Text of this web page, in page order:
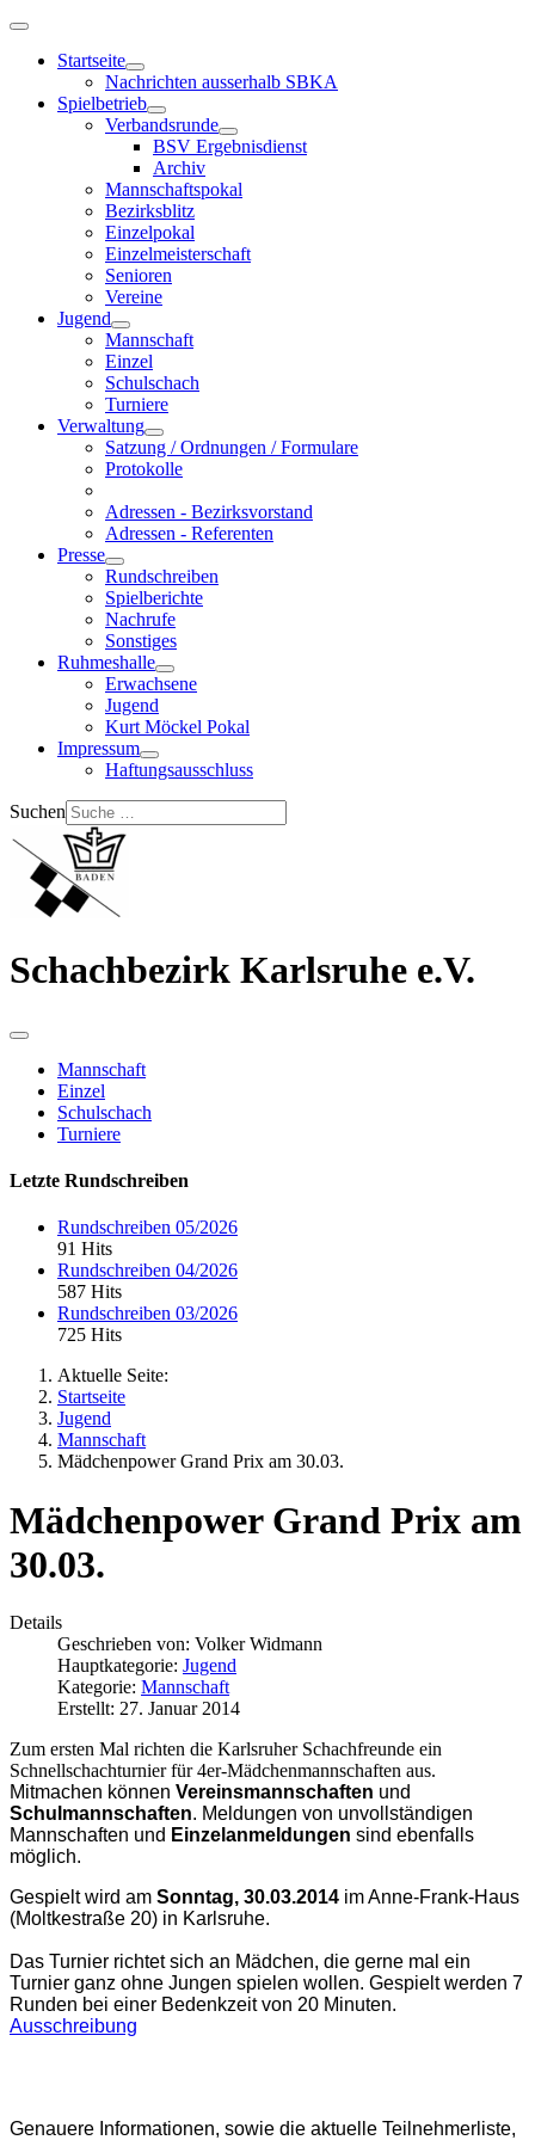
Startseite
Nachrichten ausserhalb SBKA
Spielbetrieb
Verbandsrunde
BSV Ergebnisdienst
Archiv
Mannschaftspokal
Bezirksblitz
Einzelpokal
Einzelmeisterschaft
Senioren
Vereine
Jugend
Mannschaft
Einzel
Schulschach
Turniere
Verwaltung
Satzung / Ordnungen / Formulare
Protokolle
Adressen - Bezirksvorstand
Adressen - Referenten
Presse
Rundschreiben
Spielberichte
Nachrufe
Sonstiges
Ruhmeshalle
Erwachsene
Jugend
Kurt Möckel Pokal
Impressum
Haftungsausschluss
Suchen
Schachbezirk Karlsruhe e.V.
Mannschaft
Einzel
Schulschach
Turniere
Letzte Rundschreiben
Rundschreiben 05/2026
91 Hits
Rundschreiben 04/2026
587 Hits
Rundschreiben 03/2026
725 Hits
Aktuelle Seite:
Startseite
Jugend
Mannschaft
Mädchenpower Grand Prix am 30.03.
Mädchenpower Grand Prix am
30.03.
Details
Geschrieben von: Volker Widmann
Hauptkategorie: Jugend
Kategorie: Mannschaft
Erstellt: 27. Januar 2014
Zum ersten Mal richten die KarlsruherSchachfreunde ein
Schnellschachturnier für 4er-Mädchenmannschaften aus.
Mitmachen können Vereinsmannschaften und
Schulmannschaften. Meldungen von unvollständigen
Mannschaften und Einzelanmeldungen sind ebenfalls
möglich.
Gespielt wird am Sonntag, 30.03.2014 im Anne-Frank-Haus
(Moltkestraße 20) in Karlsruhe.
Das Turnier richtet sich an Mädchen, die gerne mal ein
Turnier ganz ohne Jungen spielen wollen. Gespielt werden 7
Runden bei einer Bedenkzeit von 20 Minuten.
Ausschreibung
Genauere Informationen, sowie die aktuelle Teilnehmerliste,